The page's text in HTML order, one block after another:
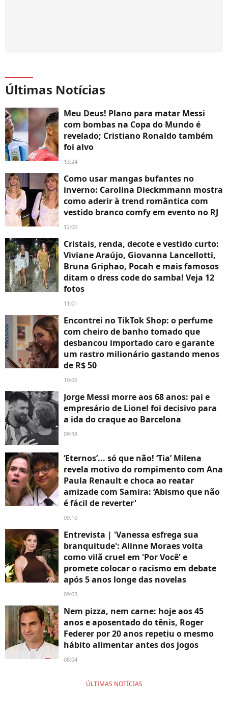
Últimas Notícias
Meu Deus! Plano para matar Messi
com bombas na Copa do Mundo é
revelado; Cristiano Ronaldo também
foi alvo
13:24
Como usar mangas bufantes no
inverno: Carolina Dieckmmann mostra
como aderir à trend romântica com
vestido branco comfy em evento no RJ
12:00
Cristais, renda, decote e vestido curto:
Viviane Araújo, Giovanna Lancellotti,
Bruna Griphao, Pocah e mais famosos
ditam o dress code do samba! Veja 12
fotos
11:01
Encontrei no TikTok Shop: o perfume
com cheiro de banho tomado que
desbancou importado caro e garante
um rastro milionário gastando menos
de R$ 50
10:06
Jorge Messi morre aos 68 anos: pai e
empresário de Lionel foi decisivo para
a ida do craque ao Barcelona
09:38
‘Eternos’... só que não! ‘Tia’ Milena
revela motivo do rompimento com Ana
Paula Renault e choca ao reatar
amizade com Samira: ‘Abismo que não
é fácil de reverter'
09:10
Entrevista | 'Vanessa esfrega sua
branquitude': Alinne Moraes volta
como vilã cruel em 'Por Você' e
promete colocar o racismo em debate
após 5 anos longe das novelas
09:03
Nem pizza, nem carne: hoje aos 45
anos e aposentado do tênis, Roger
Federer por 20 anos repetiu o mesmo
hábito alimentar antes dos jogos
08:04
ÚLTIMAS NOTÍCIAS